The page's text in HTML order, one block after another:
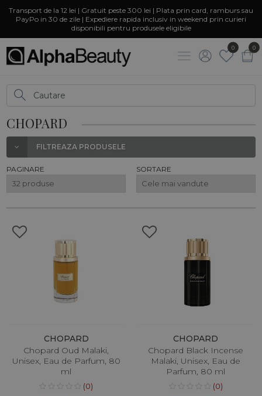
Transport de la 12 lei | Gratuit peste 300 lei | Plata prin card, ramburs sau
PayPo in 30 de zile | Expediere rapida inclusiv in weekend prin curieri
disponibili pentru produsele eligibile
0 0
CHOPARD
FILTREAZA PRODUSELE
PAGINARE SORTARE
CHOPARD
Chopard Oud Malaki,
Unisex, Eau de Parfum, 80
ml
(0)
CHOPARD
Chopard Black Incense
Malaki, Unisex, Eau de
Parfum, 80 ml
(0)